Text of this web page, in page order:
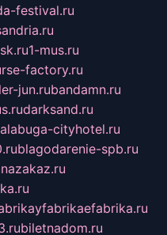
festival.ru
1-mus.ru
factory.ru
jun.rubandamn.ru
darksand.ru
alabuga-cityhotel.ru
blagodarenie-spb.ru
biletnadom.ru